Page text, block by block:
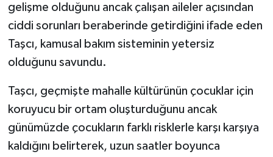
gelişme olduğunu ancak çalışan aileler açısından
ciddi sorunları beraberinde getirdiğini ifade eden
Taşcı, kamusal bakım sisteminin yetersiz
olduğunu savundu.
Taşcı, geçmişte mahalle kültürünün çocuklar için
koruyucu bir ortam oluşturduğunu ancak
günümüzde çocukların farklı risklerle karşı karşıya
kaldığını belirterek, uzun saatler boyunca